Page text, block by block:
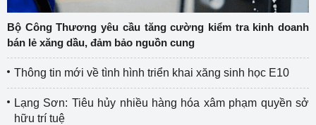
Bộ Công Thương yêu cầu tăng cường kiểm tra kinh doanh
bán lẻ xăng dầu, đảm bảo nguồn cung
Thông tin mới về tình hình triển khai xăng sinh học E10
Lạng Sơn: Tiêu hủy nhiều hàng hóa xâm phạm quyền sở
hữu trí tuệ